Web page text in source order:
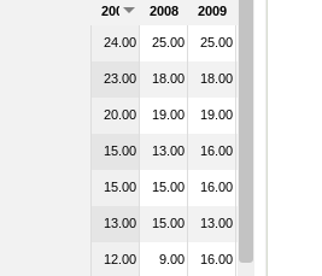
2007 2008 2009
24.00 25.00 25.00
23.00 18.00 18.00
20.00 19.00 19.00
15.00 13.00 16.00
15.00 15.00 16.00
13.00 15.00 13.00
12.00 9.00 16.00 14.00